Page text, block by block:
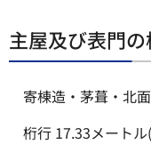
主屋及び表門
寄棟造・茅葺・北
桁行 17.33メートル